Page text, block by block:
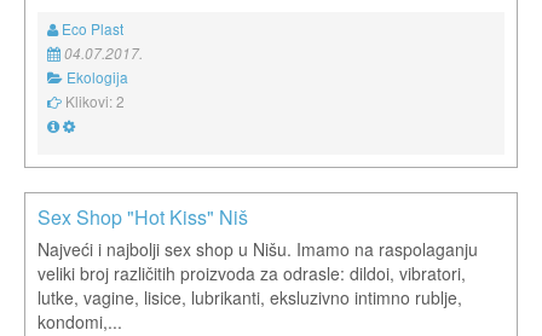
Eco Plast
04.07.2017.
Ekologija
Klikovi: 2
Sex Shop "Hot Kiss" Niš
Najveći i najbolji sex shop u Nišu. Imamo na raspolaganju
veliki broj različitih proizvoda za odrasle: dildoi, vibratori,
lutke, vagine, lisice, lubrikanti, eksluzivno intimno rublje,
kondomi,...